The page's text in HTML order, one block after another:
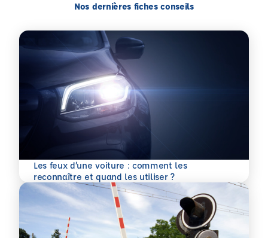
Nos dernières fiches conseils
Les feux d’une voiture : comment les
reconnaître et quand les utiliser ?
En savoir plus